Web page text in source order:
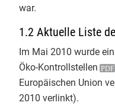
Endspurt beim
Kontrolle an der
4 hatte es
​Unsere Themen
Info-Service
Info-Service
Info-Service
war.
1.2 Aktuelle Liste
Im Mai 2010 wurde ein
Öko-Kontrollstellen
Europäischen Union
2010 verlinkt).